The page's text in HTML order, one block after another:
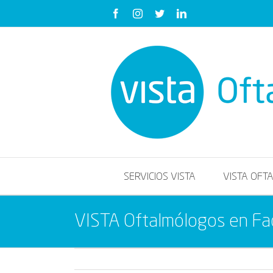
FacebookInstagram
TwitterLinkedIn
SERVICIOS VISTA VISTA
VISTA Oftalmólogos en